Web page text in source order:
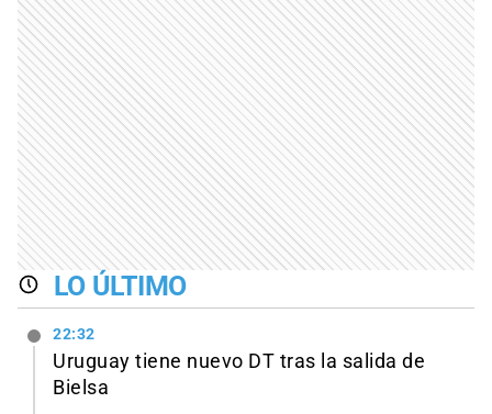
LO ÚLTIMO
22:32
Uruguay tiene nuevo DT tras la salida de
Bielsa